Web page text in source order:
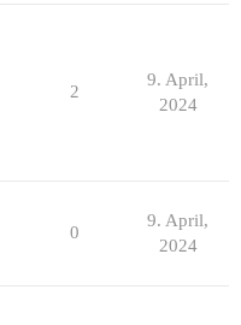
2
9. April,
2024
0
9. April,
2024